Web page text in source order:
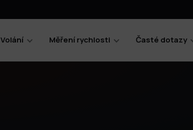
Volání Měření rychlosti Časté dotazy